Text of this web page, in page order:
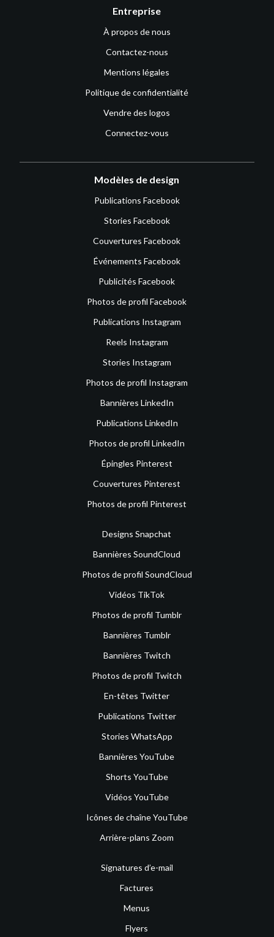
Entreprise
À propos de nous
Contactez-nous
Mentions légales
Politique de confidentialité
Vendre des logos
Connectez-vous
Modèles de design
Publications Facebook
Stories Facebook
Couvertures Facebook
Événements Facebook
Publicités Facebook
Photos de profil Facebook
Publications Instagram
Reels Instagram
Stories Instagram
Photos de profil Instagram
Bannières LinkedIn
Publications LinkedIn
Photos de profil LinkedIn
Épingles Pinterest
Couvertures Pinterest
Photos de profil Pinterest
Designs Snapchat
Bannières SoundCloud
Photos de profil SoundCloud
Vidéos TikTok
Photos de profil Tumblr
Bannières Tumblr
Bannières Twitch
Photos de profil Twitch
En-têtes Twitter
Publications Twitter
Stories WhatsApp
Bannières YouTube
Shorts YouTube
Vidéos YouTube
Icônes de chaîne YouTube
Arrière-plans Zoom
Signatures d’e-mail
Factures
Menus
Flyers